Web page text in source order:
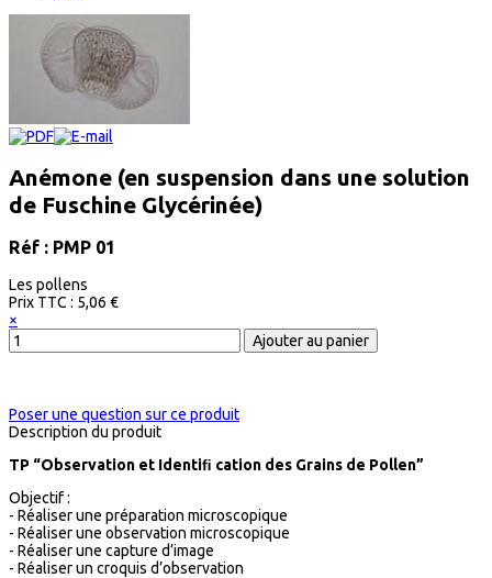
Anémone (en suspension dans une solution
de Fuschine Glycérinée)
Réf : PMP 01
Les pollens
Prix ​​TTC : 5,06 €
×
Poser une question sur ce produit
Description du produit
TP “Observation et Identiﬁ cation des Grains de Pollen”
Objectif :
- Réaliser une préparation microscopique
- Réaliser une observation microscopique
- Réaliser une capture d’image
- Réaliser un croquis d’observation